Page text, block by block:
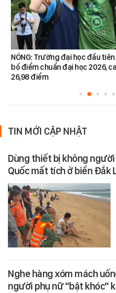
NÓNG: Trường đại học đầu
bố điểm chuẩn đại học 2026,
26,98 điểm
TIN MỚI CẬP NHẬT
Dùng thiết bị không
Quốc mất tích ở biển Đắk
Nghe hàng xóm mách
người phụ nữ "bật khóc"